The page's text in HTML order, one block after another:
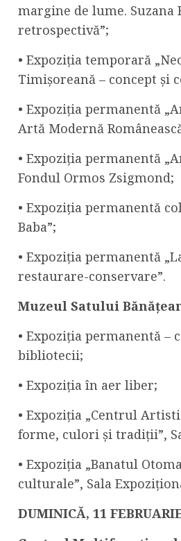
margine de lume. Suzana
retrospectivă”;
• Expoziția temporară
Timișoreană – concept și
• Expoziția permanentă
Artă Modernă
• Expoziția permanentă
Fondul Ormos Zsigmond;
• Expoziția permanentă
Baba”;
• Expoziția permanentă
restaurare-conservare”.
Muzeul Satului
• Expoziția permanentă –
bibliotecii;
• Expoziția în aer liber;
• Expoziția „Centrul
forme, culori și tradiții”,
• Expoziția „Banatul
culturale”, Sala
DUMINICĂ, 11